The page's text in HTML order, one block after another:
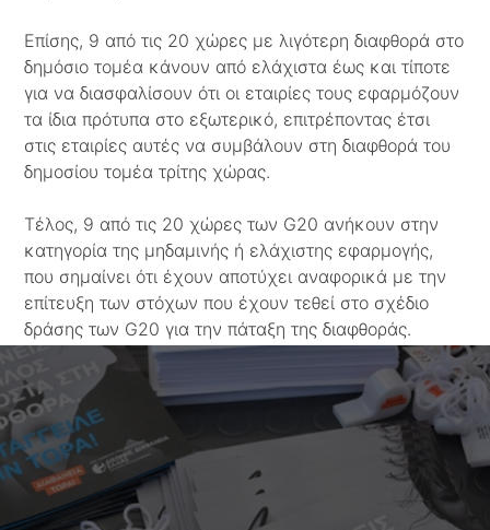
Επίσης, 9 από τις 20 χώρες με λιγότερη διαφθορά στο
δημόσιο τομέα κάνουν από ελάχιστα έως και τίποτε
για να διασφαλίσουν ότι οι εταιρίες τους εφαρμόζουν
τα ίδια πρότυπα στο εξωτερικό, επιτρέποντας έτσι
στις εταιρίες αυτές να συμβάλουν στη διαφθορά του
δημοσίου τομέα τρίτης χώρας.
Τέλος, 9 από τις 20 χώρες των G20 ανήκουν στην
κατηγορία της μηδαμινής ή ελάχιστης εφαρμογής,
που σημαίνει ότι έχουν αποτύχει αναφορικά με την
επίτευξη των στόχων που έχουν τεθεί στο σχέδιο
δράσης των G20 για την πάταξη της διαφθοράς.